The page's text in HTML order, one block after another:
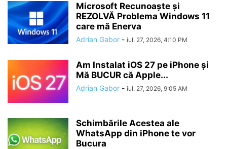
Microsoft Recunoaște și
REZOLVĂ Problema Windows 11
care mă Enerva
Adrian Gabor - iul. 27, 2026, 4:10 PM
Am Instalat iOS 27 pe iPhone și
Mă BUCUR că Apple...
Adrian Gabor - iul. 27, 2026, 9:05 AM
Schimbările Acestea ale
WhatsApp din iPhone te vor
Bucura